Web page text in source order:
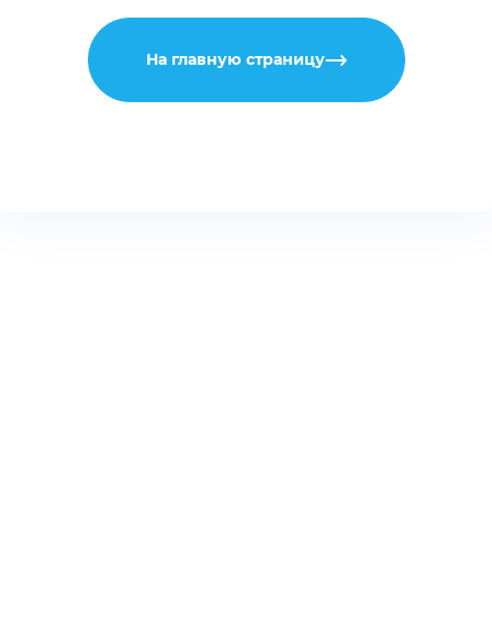
На главную страницу